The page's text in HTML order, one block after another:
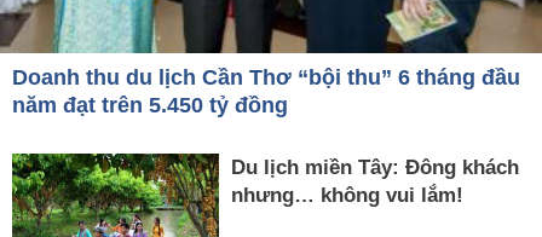
Doanh thu du lịch Cần Thơ “bội thu” 6 tháng đầu
năm đạt trên 5.450 tỷ đồng
Du lịch miền Tây: Đông khách
nhưng… không vui lắm!